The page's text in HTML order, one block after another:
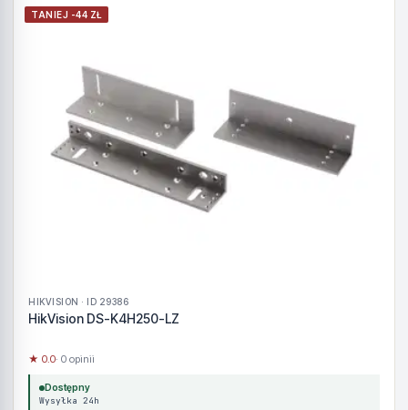
TANIEJ -44 ZŁ
HIKVISION · ID 29386
HikVision DS-K4H250-LZ
★ 0.0· 0 opinii
Dostępny
Wysyłka 24h